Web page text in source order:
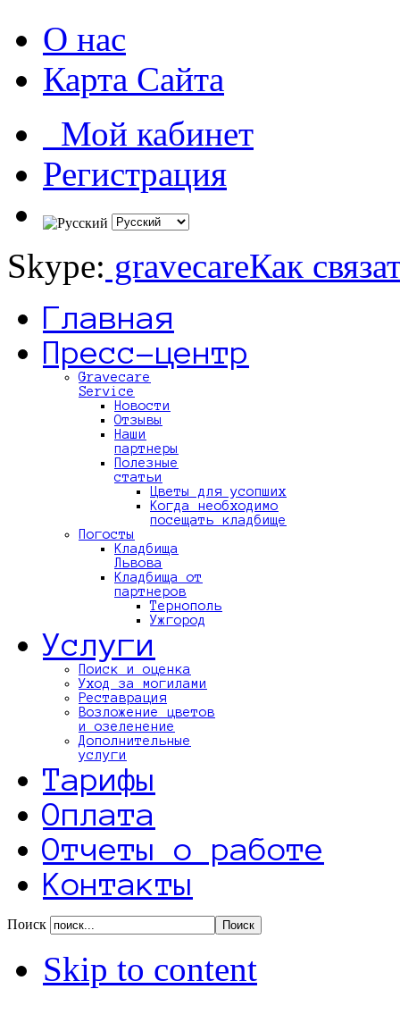
О нас
Карта Сайта
Мой кабинет
Регистрация
Skype: gravecareКак
Главная
Пресс-центр
Gravecare
Service
Новости
Отзывы
Наши
партнеры
Полезные
статьи
Цветы для усопших
Когда необходимо
посещать кладбище
Погосты
Кладбища
Львова
Кладбища от
партнеров
Тернополь
Ужгород
Услуги
Поиск и оценка
Уход за могилами
Реставрация
Возложение цветов
и озеленение
Дополнительные
услуги
Тарифы
Оплата
Отчеты о работе
Контакты
Поиск
Skip to content